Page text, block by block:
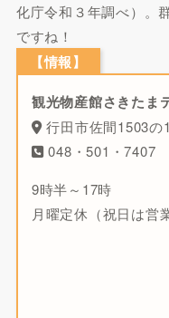
化庁令和３年調べ）。
ですね！
【情報】
観光物産館さきたま
行田市佐間1503の1
048・501・7407
9時半～17時
月曜定休（祝日は営業